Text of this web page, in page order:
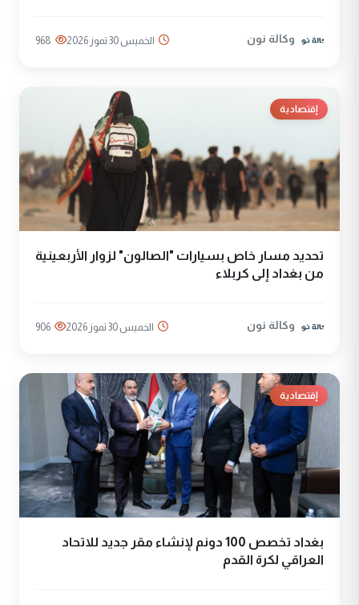
وكالة نون الخميس 30 تموز 2026 968
إقتصادية
تحديد مسار خاص بسيارات "الصالون" لزوار الأربعينية
من بغداد إلى كربلاء
وكالة نون الخميس 30 تموز 2026 906
إقتصادية
بغداد تخصص 100 دونم لإنشاء مقر جديد للاتحاد
العراقي لكرة القدم